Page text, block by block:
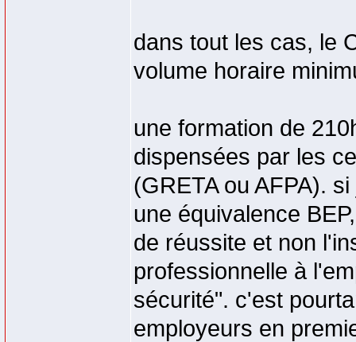
dans tout les cas, le
volume horaire
une formation de
dispensées par les
(GRETA ou AFPA).
une équivalence
de réussite et non
professionnelle à
sécurité". c'est
employeurs en